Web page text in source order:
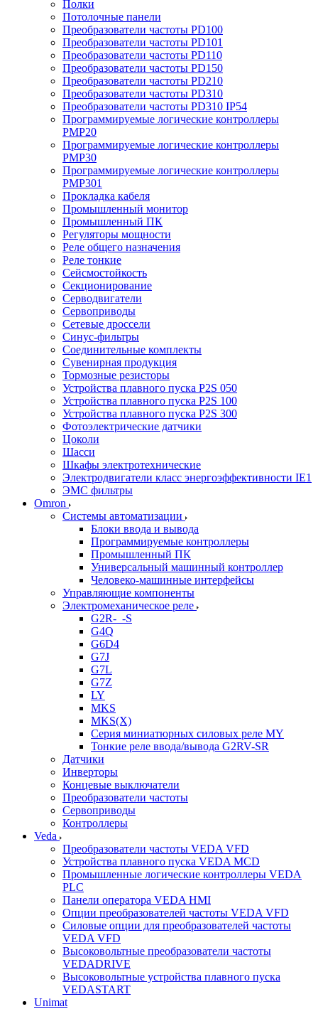
Полки
Потолочные панели
Преобразователи частоты PD100
Преобразователи частоты PD101
Преобразователи частоты PD110
Преобразователи частоты PD150
Преобразователи частоты PD210
Преобразователи частоты PD310
Преобразователи частоты PD310 IP54
Программируемые логические контроллеры
PMP20
Программируемые логические контроллеры
PMP30
Программируемые логические контроллеры
PMP301
Прокладка кабеля
Промышленный монитор
Промышленный ПК
Регуляторы мощности
Реле общего назначения
Реле тонкие
Сейсмостойкость
Секционирование
Серводвигатели
Сервоприводы
Сетевые дроссели
Синус-фильтры
Соединительные комплекты
Сувенирная продукция
Тормозные резисторы
Устройства плавного пуска P2S 050
Устройства плавного пуска P2S 100
Устройства плавного пуска P2S 300
Фотоэлектрические датчики
Цоколи
Шасси
Шкафы электротехнические
Электродвигатели класс энергоэффективности IE1
ЭМС фильтры
Omron
Системы автоматизации
Блоки ввода и вывода
Программируемые контроллеры
Промышленный ПК
Универсальный машинный контроллер
Человеко-машинные интерфейсы
Управляющие компоненты
Электромеханическое реле
G2R-_-S
G4Q
G6D4
G7J
G7L
G7Z
LY
MKS
MKS(X)
Серия миниатюрных силовых реле MY
Тонкие реле ввода/вывода G2RV-SR
Датчики
Инверторы
Концевые выключатели
Преобразователи частоты
Сервоприводы
Контроллеры
Veda
Преобразователи частоты VEDA VFD
Устройства плавного пуска VEDA MCD
Промышленные логические контроллеры VEDA
PLC
Панели оператора VEDA HMI
Опции преобразователей частоты VEDA VFD
Силовые опции для преобразователей частоты
VEDA VFD
Высоковольтные преобразователи частоты
VEDADRIVE
Высоковольтные устройства плавного пуска
VEDASTART
Unimat